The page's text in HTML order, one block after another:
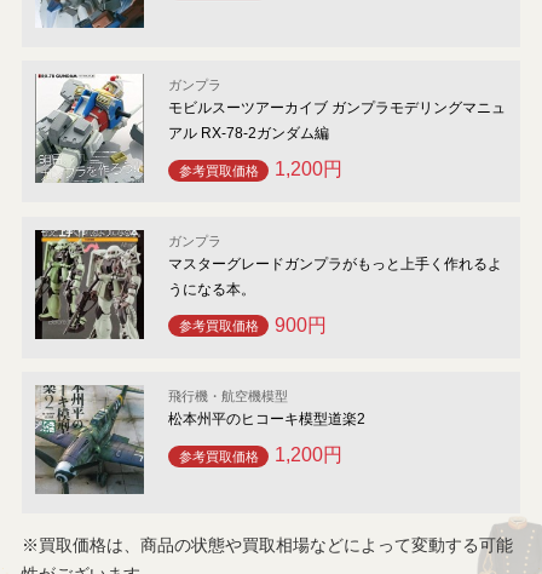
ガンプラ
モビルスーツアーカイブ ガンプラモデリングマニュ
アル RX-78-2ガンダム編
参考買取価格 1,200円
ガンプラ
マスターグレードガンプラがもっと上手く作れるよ
うになる本。
参考買取価格 900円
飛行機・航空機模型
松本州平のヒコーキ模型道楽2
参考買取価格 1,200円
※買取価格は、商品の状態や買取相場などによって変動する可能